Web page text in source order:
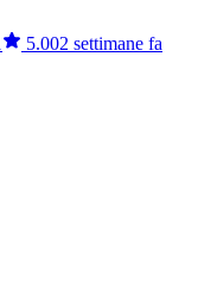
5.002 settimane fa